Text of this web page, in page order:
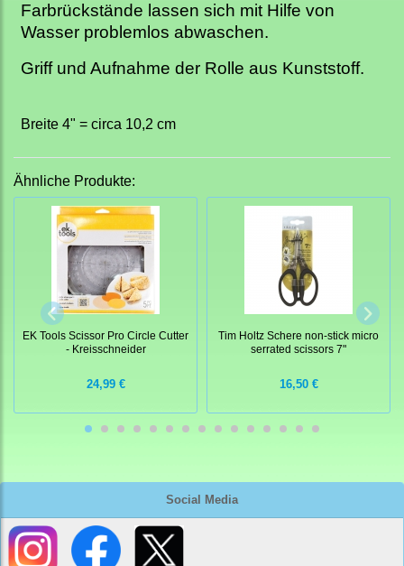
Social Media
Farbrückstände lassen sich mit Hilfe von
Wasser problemlos abwaschen.
Griff und Aufnahme der Rolle aus Kunststoff.
Breite 4" = circa 10,2 cm
Ähnliche Produkte:
EK Tools Scissor Pro Circle Cutter
- Kreisschneider
24,99 €
Tim Holtz Schere non-stick micro
serrated scissors 7"
16,50 €